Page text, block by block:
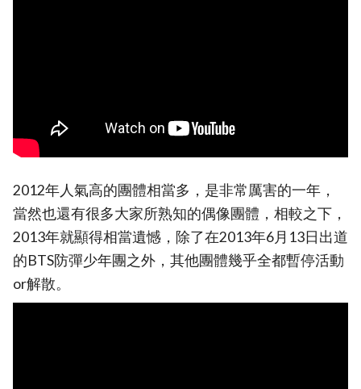
2012年人氣高的團體相當多，是非常厲害的一年，
當然也還有很多大家所熟知的偶像團體，相較之下，
2013年就顯得相當遺憾，除了在2013年6月13日出道
的BTS防彈少年團之外，其他團體幾乎全都暫停活動
or解散。